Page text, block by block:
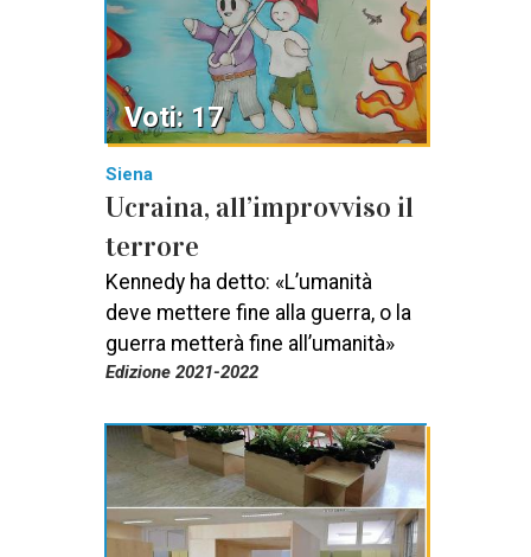
Siena
Ucraina, all’improvviso il
terrore
Kennedy ha detto: «L’umanità
deve mettere fine alla guerra, o la
guerra metterà fine all’umanità»
Edizione 2021-2022
Voti: 17